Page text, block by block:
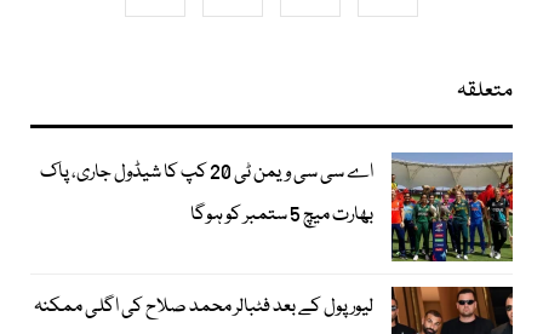
متعلقہ
اے سی سی ویمن ٹی 20 کپ کا شیڈول جاری، پاک
بھارت میچ 5 ستمبر کو ہوگا
لیور پول کے بعد فٹبالر محمد صلاح کی اگلی ممکنہ